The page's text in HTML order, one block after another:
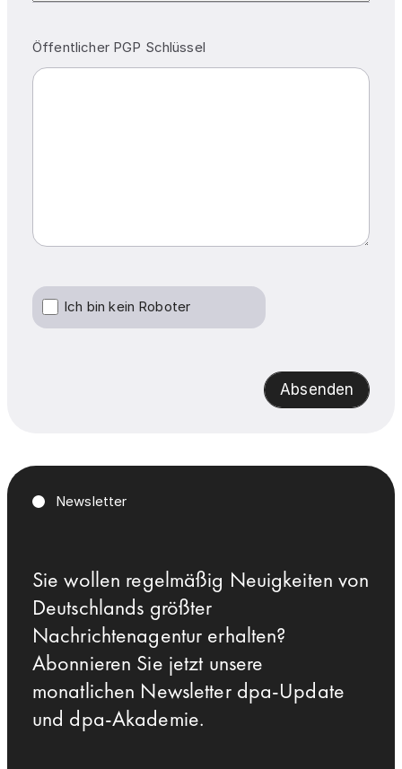
Öffentlicher PGP Schlüssel
Ich bin kein Roboter
Absenden
Newsletter
Sie wollen regelmäßig Neuigkeiten von
Deutschlands größter
Nachrichtenagentur erhalten?
Abonnieren Sie jetzt unsere
monatlichen Newsletter dpa-Update
und dpa-Akademie.